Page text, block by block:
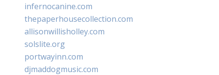
infernocanine.com
thepaperhousecollection.com
allisonwillisholley.com
solslite.org
portwayinn.com
djmaddogmusic.com